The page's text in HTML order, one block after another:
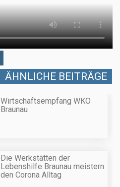
ÄHNLICHE BEITRÄGE
Wirtschaftsempfang WKO
Braunau
Die Werkstätten der
Lebenshilfe Braunau meistern
den Corona Alltag